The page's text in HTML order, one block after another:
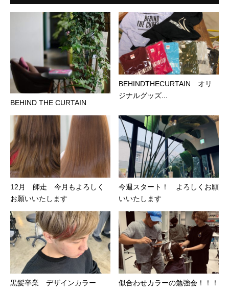
BEHIND THE CURTAIN
BEHINDTHECURTAIN オリ
ジナルグッズ...
12月 師走 今月もよろしく
お願いいたします
今週スタート！ よろしくお願
いいたします
黒髪卒業 デザインカラー 似合わせカラーの勉強会！！！